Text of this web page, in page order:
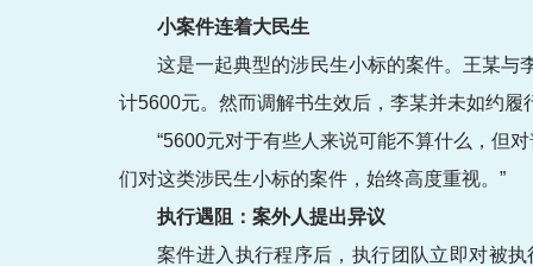
小案件连着大民生
这是一起典型的涉民生小标的案件。王某与
计5600元。然而调解书生效后，李某并未如约
“5600元对于有些人来说可能不算什么，但
们对这类涉民生小标的案件，始终高度重视。”
执行遇阻：案外人提出异议
案件进入执行程序后，执行团队立即对被